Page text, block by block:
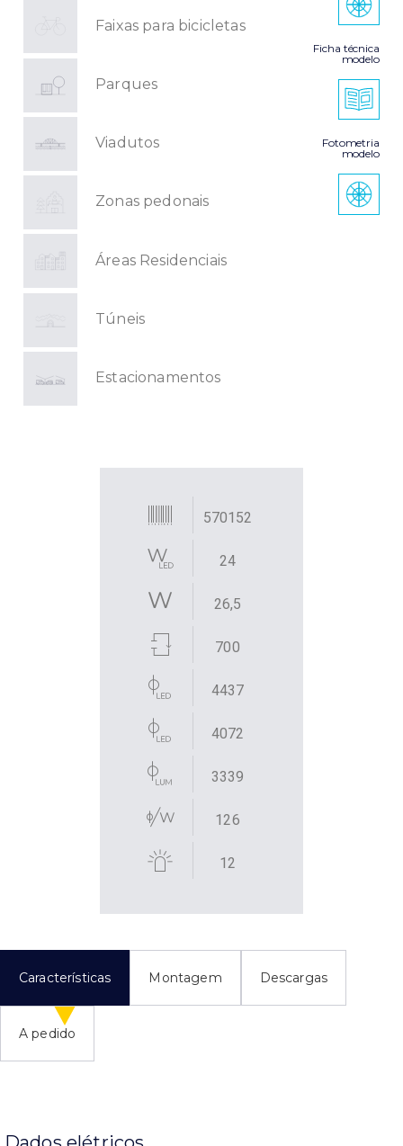
Faixas para bicicletas
Parques
Viadutos
Zonas pedonais
Áreas Residenciais
Túneis
Estacionamentos
Ficha técnica
modelo
Fotometria
modelo
570152
24
26,5
700
4437
4072
3339
126
12
Características Montagem Descargas
A pedido